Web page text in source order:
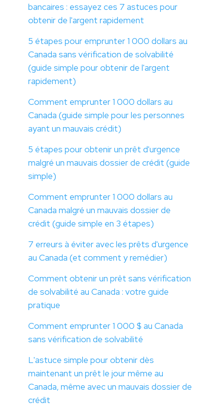
bancaires : essayez ces 7 astuces pour
obtenir de l'argent rapidement
5 étapes pour emprunter 1 000 dollars au
Canada sans vérification de solvabilité
(guide simple pour obtenir de l'argent
rapidement)
Comment emprunter 1 000 dollars au
Canada (guide simple pour les personnes
ayant un mauvais crédit)
5 étapes pour obtenir un prêt d'urgence
malgré un mauvais dossier de crédit (guide
simple)
Comment emprunter 1 000 dollars au
Canada malgré un mauvais dossier de
crédit (guide simple en 3 étapes)
7 erreurs à éviter avec les prêts d'urgence
au Canada (et comment y remédier)
Comment obtenir un prêt sans vérification
de solvabilité au Canada : votre guide
pratique
Comment emprunter 1 000 $ au Canada
sans vérification de solvabilité
L'astuce simple pour obtenir dès
maintenant un prêt le jour même au
Canada, même avec un mauvais dossier de
crédit